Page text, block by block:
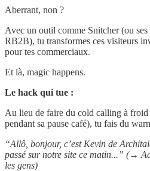
Aberrant, non ?
Avec un outil comme Snitcher (ou
RB2B), tu transformes ces visiteurs
pour tes commerciaux.
Et là, magic happens.
Le hack qui tue :
Au lieu de faire du cold calling à froid
pendant sa pause café), tu fais du
“Allô, bonjour, c’est Kevin de
passé sur notre site ce matin...” (→
les gens)